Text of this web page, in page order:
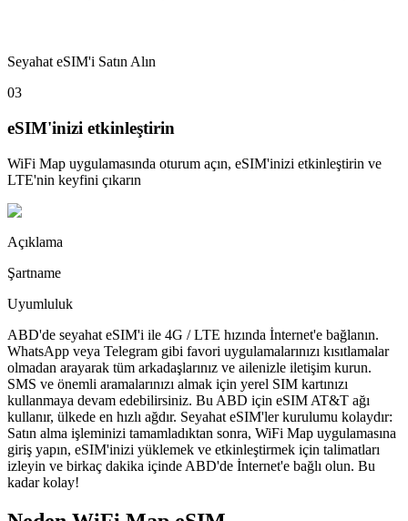
Seyahat eSIM'i Satın Alın
03
eSIM'inizi etkinleştirin
WiFi Map uygulamasında oturum açın, eSIM'inizi etkinleştirin ve
LTE'nin keyfini çıkarın
Açıklama
Şartname
Uyumluluk
ABD'de seyahat eSIM'i ile 4G / LTE hızında İnternet'e bağlanın.
WhatsApp veya Telegram gibi favori uygulamalarınızı kısıtlamalar
olmadan arayarak tüm arkadaşlarınız ve ailenizle iletişim kurun.
SMS ve önemli aramalarınızı almak için yerel SIM kartınızı
kullanmaya devam edebilirsiniz. Bu ABD için eSIM AT&T ağı
kullanır, ülkede en hızlı ağdır. Seyahat eSIM'ler kurulumu kolaydır:
Satın alma işleminizi tamamladıktan sonra, WiFi Map uygulamasına
giriş yapın, eSIM'inizi yüklemek ve etkinleştirmek için talimatları
izleyin ve birkaç dakika içinde ABD'de İnternet'e bağlı olun. Bu
kadar kolay!